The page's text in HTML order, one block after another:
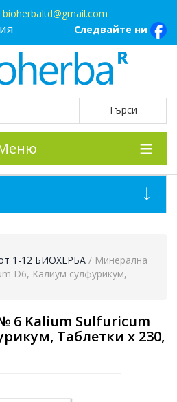
bioherbaltd@gmail.com
Следвайте ни
1-12 БИОХЕРБА / Минерална
D6, Калиум сулфурикум,
6 Kalium Sulfuricum
Таблетки х 230,